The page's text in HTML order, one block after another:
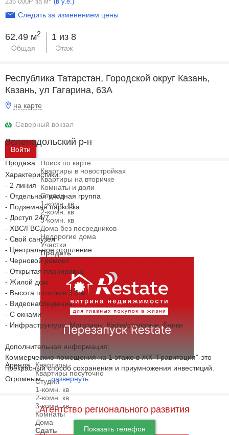
Войти
Продажа
Поиск по карте
Квартиры в новостройках
Квартиры на вторичке
Комнаты и доли
Студии
1-комн. кв
2-комн. кв
3-комн. кв
Дома без посредников
Недорогие дома
Участки
Продать
Аренда
Квартиры
Квартиры посуточно
Студии
1-комн. кв
2-комн. кв
3-комн. кв
Комнаты
Дома
Сдать
Следить за изменением цены
62.49 м2
Общая
1 из 8
Этаж
Республика Татарстан, Городской округ Казань,
Казань, ул Гагарина, 63А
на карте
Северный вокзал
Зеленодольский р-н
Характеристики:
- 2 линия
- Отдельная входная группа
- Подземная парковка
- Доступ 24/7
- ХВС/ГВС
- Свой санузел
- Центральное отопление
- Черновой ремонт
- Открытая планировка
- Жилой дом
- Высота потолков 3.3 м
- Видеонаблюдение
- С окнами
- Инфраструктура: Магазины, Кафе/столовые, Банки
Дополнительная информация:
Коммерческие помещения на 1 этаже в ЖК "Гравитация"-это
прекрасный способ сохранения и приумножения инвестиций.
Огромным ...развернуть
Агентство регионального развития
Показать телефон